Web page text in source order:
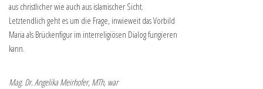
aus christlicher wie auch aus islamischer Sicht.
Letztendlich geht es um die Frage, inwieweit das Vorbild
Maria als Brückenfigur im interreligiösen Dialog fungieren
kann.
Mag. Dr. Angelika Meirhofer, MTh, war